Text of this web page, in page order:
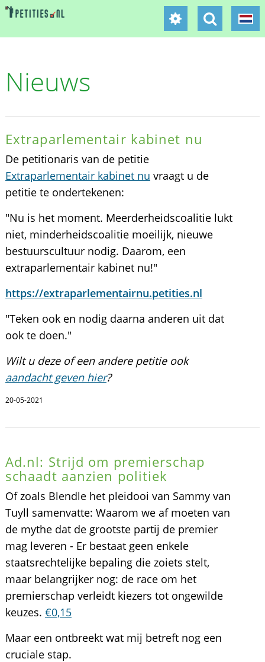
Nieuws
Extraparlementair kabinet nu
De petitionaris van de petitie
Extraparlementair kabinet nu vraagt u de
petitie te ondertekenen:
"Nu is het moment. Meerderheidscoalitie lukt
niet, minderheidscoalitie moeilijk, nieuwe
bestuurscultuur nodig. Daarom, een
extraparlementair kabinet nu!"
https://extraparlementairnu.petities.nl
"Teken ook en nodig daarna anderen uit dat
ook te doen."
Wilt u deze of een andere petitie ook
aandacht geven hier?
20-05-2021
Ad.nl: Strijd om premierschap
schaadt aanzien politiek
Of zoals Blendle het pleidooi van Sammy van
Tuyll samenvatte: Waarom we af moeten van
de mythe dat de grootste partij de premier
mag leveren - Er bestaat geen enkele
staatsrechtelijke bepaling die zoiets stelt,
maar belangrijker nog: de race om het
premierschap verleidt kiezers tot ongewilde
keuzes. €0,15
Maar een ontbreekt wat mij betreft nog een
cruciale stap.